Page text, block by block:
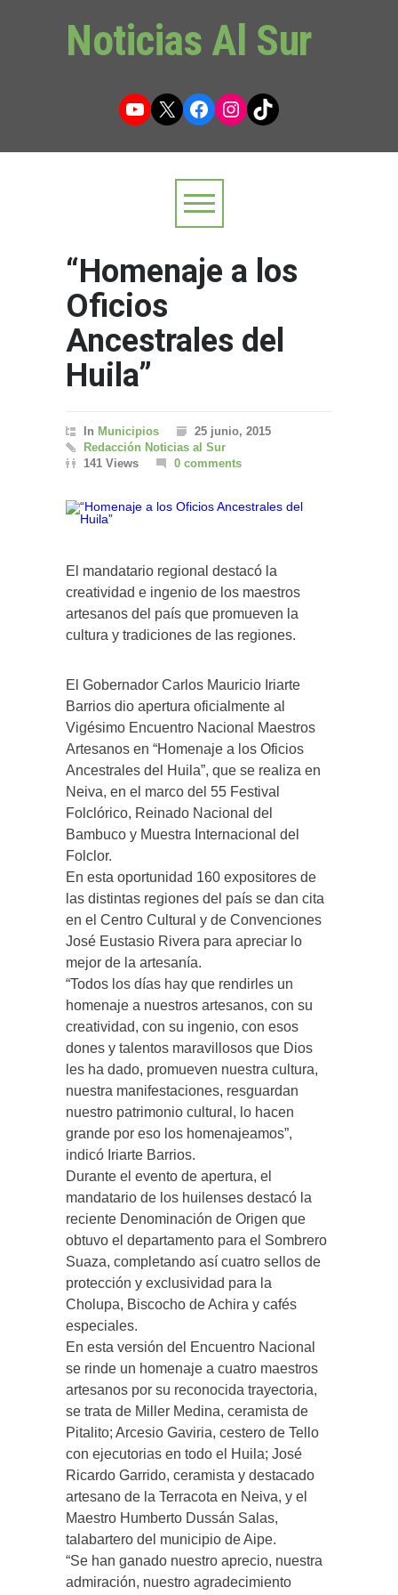
Noticias Al Sur
YouTube
X Facebook
Instagram
TikTok
“Homenaje a los
Oficios
Ancestrales del
Huila”
In Municipios
25 junio, 2015
Redacción Noticias al Sur
141 Views
0 comments
El mandatario regional destacó la
creatividad e ingenio de los maestros
artesanos del país que promueven la
cultura y tradiciones de las regiones.
El Gobernador Carlos Mauricio Iriarte
Barrios dio apertura oficialmente al
Vigésimo Encuentro Nacional Maestros
Artesanos en “Homenaje a los Oficios
Ancestrales del Huila”, que se realiza en
Neiva, en el marco del 55 Festival
Folclórico, Reinado Nacional del
Bambuco y Muestra Internacional del
Folclor.
En esta oportunidad 160 expositores de
las distintas regiones del país se dan cita
en el Centro Cultural y de Convenciones
José Eustasio Rivera para apreciar lo
mejor de la artesanía.
“Todos los días hay que rendirles un
homenaje a nuestros artesanos, con su
creatividad, con su ingenio, con esos
dones y talentos maravillosos que Dios
les ha dado, promueven nuestra cultura,
nuestra manifestaciones, resguardan
nuestro patrimonio cultural, lo hacen
grande por eso los homenajeamos”,
indicó Iriarte Barrios.
Durante el evento de apertura, el
mandatario de los huilenses destacó la
reciente Denominación de Origen que
obtuvo el departamento para el Sombrero
Suaza, completando así cuatro sellos de
protección y exclusividad para la
Cholupa, Biscocho de Achira y cafés
especiales.
En esta versión del Encuentro Nacional
se rinde un homenaje a cuatro maestros
artesanos por su reconocida trayectoria,
se trata de Miller Medina, ceramista de
Pitalito; Arcesio Gaviria, cestero de Tello
con ejecutorias en todo el Huila; José
Ricardo Garrido, ceramista y destacado
artesano de la Terracota en Neiva, y el
Maestro Humberto Dussán Salas,
talabartero del municipio de Aipe.
“Se han ganado nuestro aprecio, nuestra
admiración, nuestro agradecimiento